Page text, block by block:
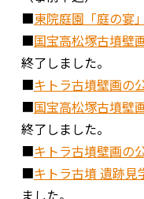
■東院庭園「庭の宴」
■国宝高松塚古墳壁
終了しました。
■キトラ古墳壁画の
■国宝高松塚古墳壁
終了しました。
■キトラ古墳壁画の
■キトラ古墳 遺跡見
ました。